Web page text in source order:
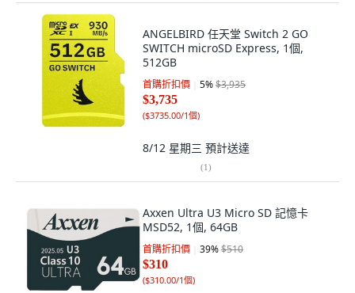
ANGELBIRD 任天堂 Switch 2 GO
SWITCH microSD Express, 1個,
512GB
首購折扣價 5%$3,935
$3,735
($3735.00/1個)
8/12 星期三 預計送達
(1)
Axxen Ultra U3 Micro SD 記憶卡
MSD52, 1個, 64GB
首購折扣價 39%$510
$310
($310.00/1個)